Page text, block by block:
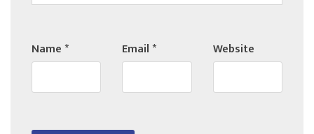
Name* Email* Website